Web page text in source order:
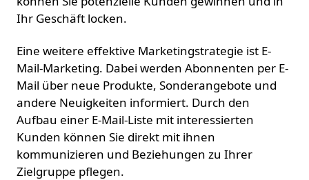
Ihr Geschäft locken.
Eine weitere effektive Marketingstrategie ist E-
Mail-Marketing. Dabei werden Abonnenten per E-
Mail über neue Produkte, Sonderangebote und
andere Neuigkeiten informiert. Durch den
Aufbau einer E-Mail-Liste mit interessierten
Kunden können Sie direkt mit ihnen
kommunizieren und Beziehungen zu Ihrer
Zielgruppe pflegen.